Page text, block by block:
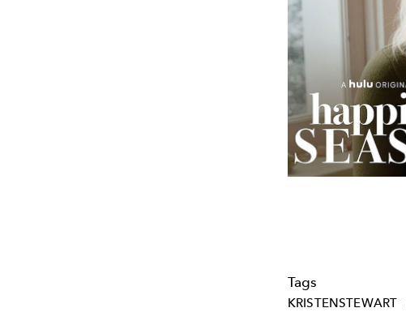
Tags
KRISTENSTEWART